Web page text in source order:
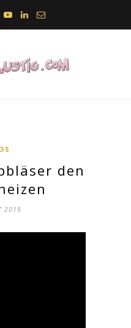
den
2019